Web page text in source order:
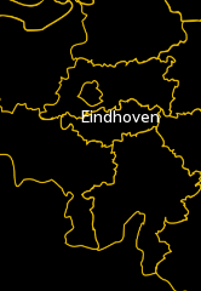
Eindhoven